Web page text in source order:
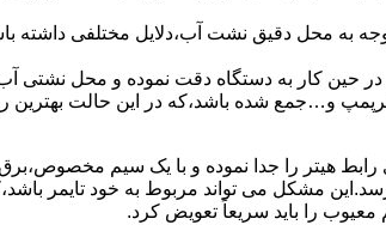
به محل دقیق نشت آب،دلایل مختلفی داشته
حین کار به دستگاه دقت نموده و ﻣﺤﻞ نشتی
و…جمع شده ﺑﺎﺷﺪ،ﮐﻪ در این حالت بهترین
ﻣﺸﮑﻞ می تواند مربوط به ﺧﻮد ﺗﺎﯾﻤﺮ
را ﺑﺎﯾﺪ سریعاً ﺗﻌﻮﯾﺾ کرد.